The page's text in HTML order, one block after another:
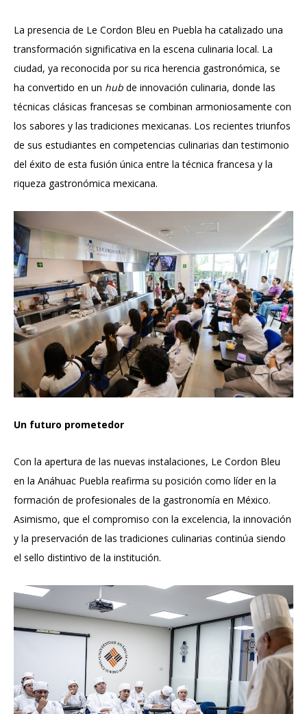
La presencia de Le Cordon Bleu en Puebla ha catalizado una
transformación significativa en la escena culinaria local. La
ciudad, ya reconocida por su rica herencia gastronómica, se
ha convertido en un hub de innovación culinaria, donde las
técnicas clásicas francesas se combinan armoniosamente con
los sabores y las tradiciones mexicanas. Los recientes triunfos
de sus estudiantes en competencias culinarias dan testimonio
del éxito de esta fusión única entre la técnica francesa y la
riqueza gastronómica mexicana.
Un futuro prometedor
Con la apertura de las nuevas instalaciones, Le Cordon Bleu
en la Anáhuac Puebla reafirma su posición como líder en la
formación de profesionales de la gastronomía en México.
Asimismo, que el compromiso con la excelencia, la innovación
y la preservación de las tradiciones culinarias continúa siendo
el sello distintivo de la institución.